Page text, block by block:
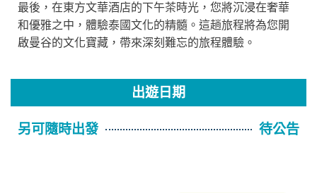
最後，在東方文華酒店的下午茶時光，您將沉浸在奢華
和優雅之中，體驗泰國文化的精髓。這趟旅程將為您開
啟曼谷的文化寶藏，帶來深刻難忘的旅程體驗。
出遊日期
另可隨時出發 待公告